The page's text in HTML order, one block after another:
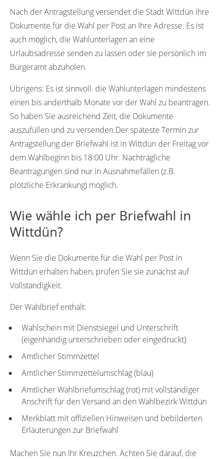
Nach der Antragstellung versendet die Stadt Wittdün Ihre
Dokumente für die Wahl per Post an Ihre Adresse. Es ist
auch möglich, die Wahlunterlagen an eine
Urlaubsadresse senden zu lassen oder sie persönlich im
Bürgeramt abzuholen.
Übrigens: Es ist sinnvoll. die Wahlunterlagen mindestens
einen bis anderthalb Monate vor der Wahl zu beantragen.
So haben Sie ausreichend Zeit, die Dokumente
auszufüllen und zu versenden.Der späteste Termin zur
Antragstellung der Briefwahl ist in Wittdün der Freitag vor
dem Wahlbeginn bis 18:00 Uhr. Nachträgliche
Beantragungen sind nur in Ausnahmefällen (z.B.
plötzliche Erkrankung) möglich.
Wie wähle ich per Briefwahl in
Wittdün?
Wenn Sie die Dokumente für die Wahl per Post in
Wittdün erhalten haben, prüfen Sie sie zunächst auf
Vollständigkeit.
Der Wahlbrief enthält:
Wahlschein mit Dienstsiegel und Unterschrift
(eigenhändig unterschrieben oder eingedruckt)
Amtlicher Stimmzettel
Amtlicher Stimmzettelumschlag (blau)
Amtlicher Wahlbriefumschlag (rot) mit vollständiger
Anschrift für den Versand an den Wahlbezirk Wittdün
Merkblatt mit offiziellen Hinweisen und bebilderten
Erläuterungen zur Briefwahl
Machen Sie nun Ihr Kreuzchen. Achten Sie darauf, die